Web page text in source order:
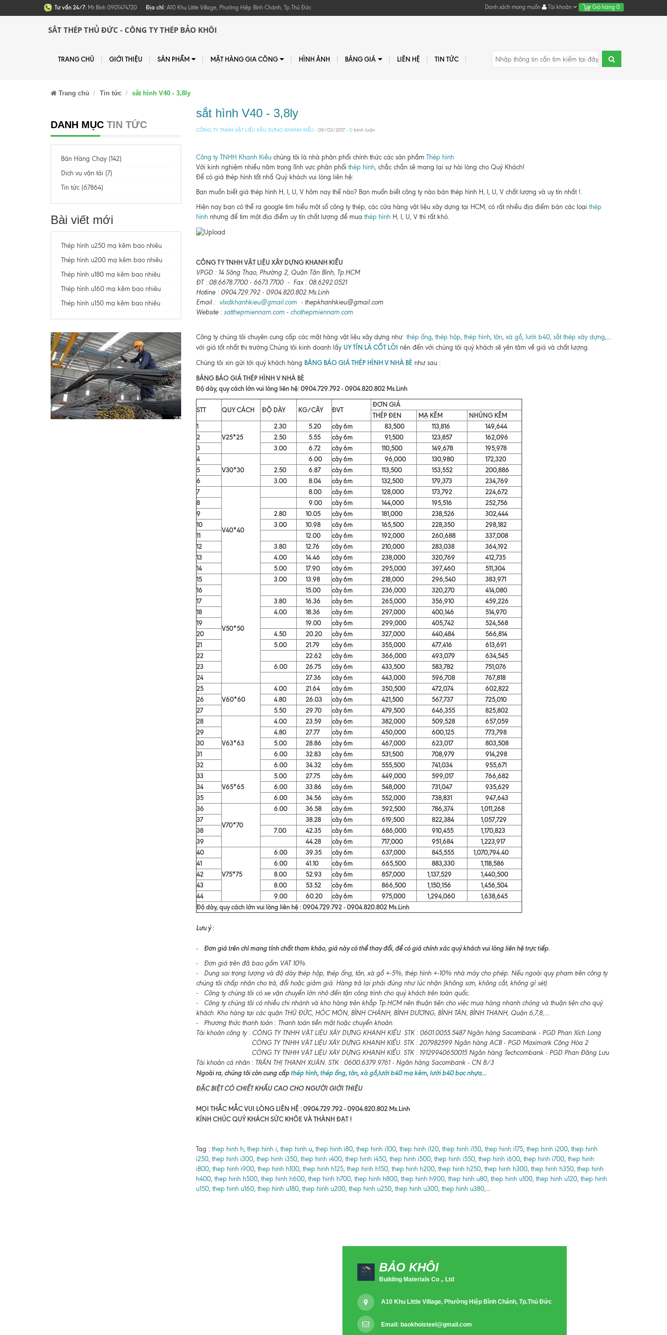
Tư vấn 24/7: Mr.Bình 0901474720 Địa chỉ: A10 Khu Little Village, Phường Hiệp Bình Chánh, Tp.Thủ Đức Danh sách mong muốn Tài khoản Giỏ hàng 0
SẮT THÉP THỦ ĐỨC - CÔNG TY THÉP BẢO KHÔI
TRANG CHỦ GIỚI THIỆU SẢN PHẨM MẶT HÀNG GIA CÔNG HÌNH ẢNH BẢNG GIÁ LIÊN HỆ TIN TỨC
Trang chủ Tin tức sắt hình V40 - 3,8ly
DANH MỤC TIN TỨC
Bán Hàng Chạy (142)
Dịch vụ vận tải (7)
Tin tức (67864)
Bài viết mới
Thép hình u250 mạ kẽm bao nhiêu
Thép hình u200 mạ kẽm bao nhiêu
Thép hình u180 mạ kẽm bao nhiêu
Thép hình u160 mạ kẽm bao nhiêu
Thép hình u150 mạ kẽm bao nhiêu
sắt hình V40 - 3,8ly
CÔNG TY TNHH VẬT LIỆU XÂU DỰNG KHANH KIỀU - 09/03/2017 - 0bình luận
Công ty TNHH Khanh Kiềuchúng tôi là nhà phân phối chính thức các sản phẩm Thép hình
Với kinh nghiệm nhiều năm trong lĩnh vực phân phối thép hình, chắc chắn sẽ mang lại sự hài lòng cho Quý Khách!
Để có giá thép hình tốt nhấ Quý khách vui lòng liên hệ:
Bạn muốn biết giá thép hình H, I, U, V hôm nay thế nào? Bạn muốn biết công ty nào bán thép hình H, I, U, V chất lượng và uy tín nhất !.
Hiện nay bạn có thể ra google tìm hiểu một số công ty thép, các cửa hàng vật liệu xây dựng tại HCM, có rất nhiều địa điểm bán các loại thép
hìnhnhưng để tìm một địa điểm uy tín chất lượng để mua thép hìnhH, I, U, V thì rất khó.
CÔNG TY TNHH VẬT LIỆU XÂY DỰNG KHANH KIỀU
VPGD : 14 Sông Thao, Phường 2, Quận Tân Bình, Tp.HCM
ĐT : 08.6678.7700 - 6673.7700 - Fax : 08.6292.0521
Hotline : 0904.729.792 - 0904.820.802 Ms.Linh
Email : vlxdkhanhkieu@gmail.com- thepkhanhkieu@gmail.com
Website : satthepmiennam.com- chothepmiennam.com
Công ty chúng tôi chuyên cung cấp các mặt hàng vật liệu xây dựng như thép ống, thép hộp, thép hình, tôn, xà gồ, lưới b40, sắt thép xây dựng,...
với giá tốt nhất thị trường.Chúng tôi kinh doanh lấy UY TÍN LÀ CỐT LÕI nên đến với chúng tôi quý khách sẽ yên tâm về giá và chất lượng.
Chúng tôi xin gửi tới quý khách hàng BẢNG BÁO GIÁ THÉP HÌNH V NHÀ BÈ như sau :
BẢNG BÁO GIÁ THÉP HÌNH V NHÀ BÈ
Độ dày, quy cách lớn vui lòng liên hệ: 0904.729.792 - 0904.820.802 Ms.Linh
STT QUY CÁCH ĐỘ DÀY KG/CÂY ĐVT
ĐƠN GIÁ
THÉP ĐEN
MẠ KẼM
NHÚNG KẼM
1
V25*25
2.30 5.20 cây 6m 83,500 113,816
149,644
2
2.50 5.55 cây 6m 91,500 123,857
162,096
3
3.00 6.72 cây 6m 110,500 149,678
195,978
4
V30*30
6.00 cây 6m 96,000 130,980
172,320
5
2.50 6.87 cây 6m 113,500 153,552
200,886
6
3.00 8.04 cây 6m 132,500 179,373
234,769
7
V40*40
8.00 cây 6m 128,000 173,792
224,672
8
9.00 cây 6m 144,000 195,516
252,756
9
2.80 10.05 cây 6m 181,000 238,526
302,444
10
3.00 10.98 cây 6m 165,500 228,350
298,182
11
12.00 cây 6m 192,000 260,688
337,008
12
3.80 12.76 cây 6m 210,000 283,038
364,192
13
4.00 14.46 cây 6m 238,000 320,769
412,735
14
5.00 17.90 cây 6m 295,000 397,460
511,304
15
V50*50
3.00 13.98 cây 6m 218,000 296,540
383,971
16
15.00 cây 6m 236,000 320,270
414,080
17
3.80 16.36 cây 6m 265,000 356,910
459,226
18
4.00 18.36 cây 6m 297,000 400,146
514,970
19
19.00 cây 6m 299,000 405,742
524,568
20
4.50 20.20 cây 6m 327,000 440,484
566,814
21
5.00 21.79 cây 6m 355,000 477,416
613,691
22
22.62 cây 6m 366,000 493,079
634,545
23
6.00 26.75 cây 6m 433,500 583,782
751,076
24
27.36 cây 6m 443,000 596,708
767,818
25
V60*60
4.00 21.64 cây 6m 350,500 472,074
602,822
26
4.80 26.03 cây 6m 421,500 567,737
725,010
27
5.50 29.70 cây 6m 479,500 646,355
825,802
28
V63*63
4.00 23.59 cây 6m 382,000 509,528
657,059
29
4.80 27.77 cây 6m 450,000 600,125
773,798
30
5.00 28.86 cây 6m 467,000 623,017
803,508
31
6.00 32.83 cây 6m 531,500 708,979
914,298
32
6.00 34.32 cây 6m 555,500 741,034
955,671
33
V65*65
5.00 27.75 cây 6m 449,000 599,017
766,682
34
6.00 33.86 cây 6m 548,000 731,047
935,629
35
6.00 34.56 cây 6m 552,000 738,831
947,643
36
V70*70
6.00 36.58 cây 6m 592,500 786,374
1,011,268
37
38.28 cây 6m 619,500 822,384
1,057,729
38
7.00 42.35 cây 6m 686,000 910,455
1,170,823
39
44.28 cây 6m 717,000 951,684
1,223,917
40
V75*75
6.00 39.35 cây 6m 637,000 845,555
1,070,794.40
41
6.00 41.10 cây 6m 665,500 883,330
1,118,586
42
8.00 52.93 cây 6m 857,000 1,137,529
1,440,500
43
8.00 53.52 cây 6m 866,500 1,150,156
1,456,504
44
9.00 60.20 cây 6m 975,000 1,294,060
1,638,645
Độ dày, quy cách lớn vui lòng liên hệ : 0904.729.792 - 0904.820.802 Ms.Linh
Lưu ý :
- Đơn giá trên chỉ mang tính chất tham khảo, giá này có thể thay đổi, để có giá chính xác quý khách vui lòng liên hệ trực tiếp.
- Đơn giá trên đã bao gồm VAT 10%.
- Dung sai trọng lượng và độ dày thép hộp, thép ống, tôn, xà gồ +-5%, thép hình +-10% nhà máy cho phép. Nếu ngoài quy phạm trên công ty
chúng tôi chấp nhận cho trả, đổi hoặc giảm giá. Hàng trả lại phải đúng như lúc nhận (không sơn, không cắt, không gỉ sét)
- Công ty chúng tôi có xe vận chuyển lớn nhỏ đến tận công trình cho quý khách trên toàn quốc.
- Công ty chúng tôi có nhiều chi nhánh và kho hàng trên khắp Tp.HCM nên thuận tiện cho việc mua hàng nhanh chóng và thuận tiện cho quý
khách. Kho hàng tại các quận THỦ ĐỨC, HÓC MÔN, BÌNH CHÁNH, BÌNH DƯƠNG, BÌNH TÂN, BÌNH THẠNH, Quận 6,7,8,....
- Phương thức thanh toán : Thanh toán tiền mặt hoặc chuyển khoản.
Tài khoản công ty : CÔNG TY TNHH VẬT LIỆU XÂY DỰNG KHANH KIỀU. STK : 0601.0055.5487 Ngân hàng Sacombank - PGD Phan Xích Long
CÔNG TY TNHH VẬT LIỆU XÂY DỰNG KHANH KIỀU. STK : 207982599 Ngân hàng ACB - PGD Maximark Cộng Hòa 2
CÔNG TY TNHH VẬT LIỆU XÂY DỰNG KHANH KIỀU. STK : 19129940650015 Ngân hàng Techcombank - PGD Phan Đăng Lưu
Tài khoản cá nhân : TRẦN THỊ THANH XUÂN. STK : 0600.6379.9761 - Ngân hàng Sacombank - CN 8/3
Ngoài ra, chúng tôi còn cung cấpthép hình,thép ống, tôn, xà gồ,lưới b40 mạ kẽm, lưới b40 bọc nhựa...
ĐẶC BIỆT CÓ CHIẾT KHẤU CAO CHO NGƯỜI GIỚI THIỆU
MỌI THẮC MẮC VUI LÒNG LIÊN HỆ : 0904.729.792 - 0904.820.802 Ms.Linh
KÍNH CHÚC QUÝ KHÁCH SỨC KHỎE VÀ THÀNH ĐẠT !
Tag : thep hinh h, thep hinh i, thep hinh u, thep hinh i80, thep hinh i100, thep hinh i120, thep hinh i150, thep hinh i175, thep hinh i200, thep hinh
i250, thep hinh i300, thep hinh i350, thep hinh i400, thep hinh i450, thep hinh i500, thep hinh i550, thep hinh i600, thep hinh i700, thep hinh
i800, thep hinh i900, thep hinh h100, thep hinh h125, thep hinh h150, thep hinh h200, thep hinh h250, thep hinh h300, thep hinh h350, thep hinh
h400, thep hinh h500, thep hinh h600, thep hinh h700, thep hinh h800, thep hinh h900, thep hinh u80, thep hinh u100, thep hinh u120, thep hinh
u150, thep hinh u160, thep hinh u180, thep hinh u200, thep hinh u250, thep hinh u300, thep hinh u380,...
BẢO KHÔI
Building Materials Co ,. Ltd
A10 Khu Little Village, Phường Hiệp Bình Chánh, Tp.Thủ Đức
Email:baokhoisteel@gmail.com